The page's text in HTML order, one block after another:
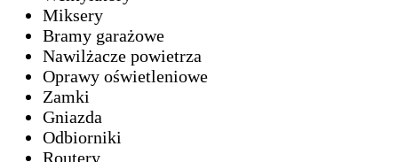
Miksery
Bramy garażowe
Nawilżacze powietrza
Oprawy oświetleniowe
Zamki
Gniazda
Odbiorniki
Routery